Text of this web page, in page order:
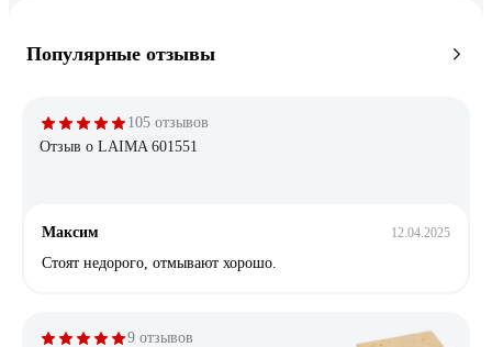
Популярные отзывы
105 отзывов
Отзыв о LAIMA 601551
Максим 12.04.2025
Стоят недорого, отмывают хорошо.
9 отзывов